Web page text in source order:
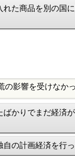
れた商品を別の国
の影響を受けなか
ばかりでまだ経済
自の計画経済を行